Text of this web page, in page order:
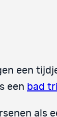
een
een bad
als